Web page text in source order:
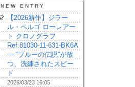
NEW ENTRY
【2026新作】ジラー
ル・ペルゴ ローレアー
ト クロノグラフ
Ref.81030-11-631-BK6A
— “ブルーの伝説”が放
つ、洗練されたスピー
ド
2026/03/23 16:05